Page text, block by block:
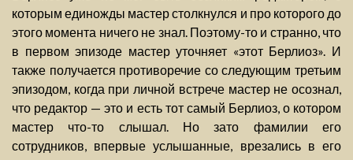
которым единожды мастер столкнулся и про которого до
этого момента ничего не знал. Поэтому-то и странно, что
в первом эпизоде мастер уточняет «этот Берлиоз». И
также получается противоречие со следующим третьим
эпизодом, когда при личной встрече мастер не осознал,
что редактор — это и есть тот самый Берлиоз, о котором
мастер что-то слышал. Но зато фамилии его
сотрудников, впервые услышанные, врезались в его